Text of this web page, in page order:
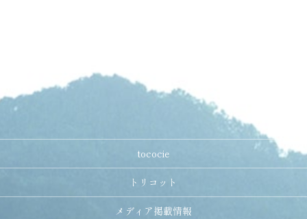
tococie
トリコット
メディア掲載情報